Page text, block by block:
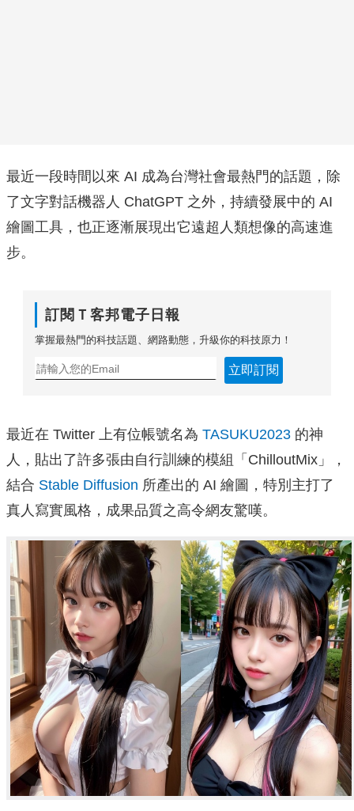
最近一段時間以來 AI 成為台灣社會最熱門的話題，除
了文字對話機器人 ChatGPT 之外，持續發展中的 AI
繪圖工具，也正逐漸展現出它遠超人類想像的高速進
步。
訂閱Ｔ客邦電子日報
掌握最熱門的科技話題、網路動態，升級你的科技原力！
立即訂閱
最近在 Twitter 上有位帳號名為 TASUKU2023 的神
人，貼出了許多張由自行訓練的模組「ChilloutMix」，
結合 Stable Diffusion 所產出的 AI 繪圖，特別主打了
真人寫實風格，成果品質之高令網友驚嘆。